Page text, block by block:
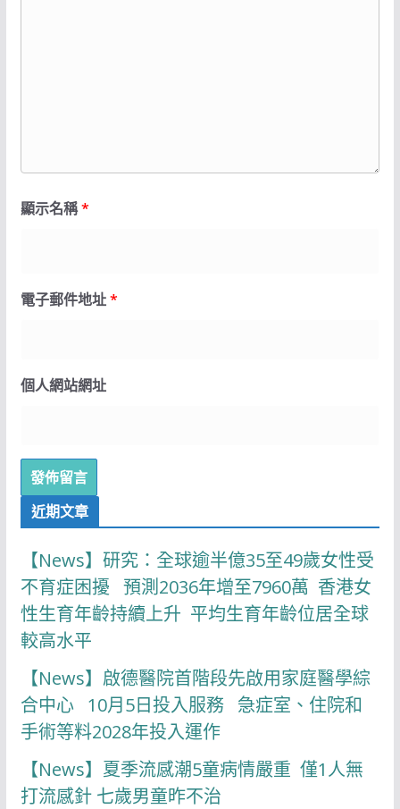
顯示名稱*
電子郵件地址*
個人網站網址
近期文章
【News】研究：全球逾半億35至49歲女性受
不育症困擾 預測2036年增至7960萬 香港女
性生育年齡持續上升 平均生育年齡位居全球
較高水平
【News】啟德醫院首階段先啟用家庭醫學綜
合中心 10月5日投入服務 急症室、住院和
手術等料2028年投入運作
【News】夏季流感潮5童病情嚴重 僅1人無
打流感針 七歲男童昨不治